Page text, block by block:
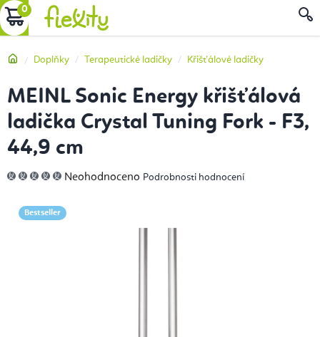
Přejít
na
NÁKUPNÍ
DomůDoplňky Terapeutické ladičky Křišťálové ladičky
MEINL Sonic Energy křišťálová
ladička Crystal Tuning Fork - F3,
44,9 cm
Průměrné
hodnocení
0,0
z
Neohodnoceno Podrobnosti hodnocení
Bestseller